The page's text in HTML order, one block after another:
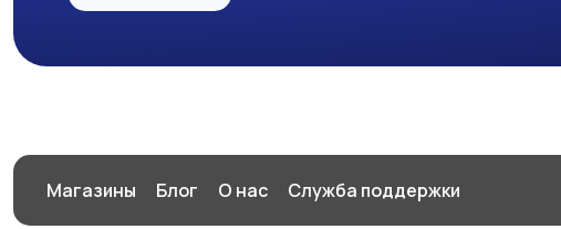
Магазины Блог О нас Служба поддержки